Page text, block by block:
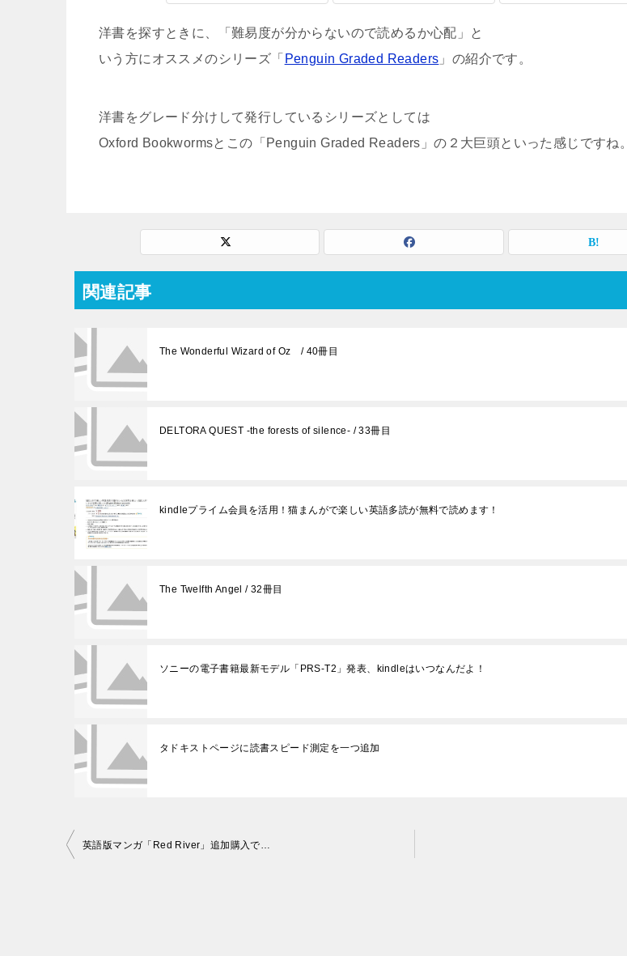
洋書を探すときに、「難易度が分からないので読めるか心配」と
いう方にオススメのシリーズ「 Penguin Graded Readers 」の紹介です。
洋書をグレード分けして発行しているシリーズとしては
Oxford Bookwormsとこの「Penguin Graded Readers」の２大巨頭といった感じですね。
関連記事
The Wonderful Wizard of Oz / 40冊目
DELTORA QUEST -the forests of silence- / 33冊目
kindleプライム会員を活用！猫まんがで楽しい英語多読が無料で読めます！
The Twelfth Angel / 32冊目
ソニーの電子書籍最新モデル「PRS-T2」発表、kindleはいつなんだよ！
タドキストページに読書スピード測定を一つ追加
投英語版マンガ「Red River」追加購入で…